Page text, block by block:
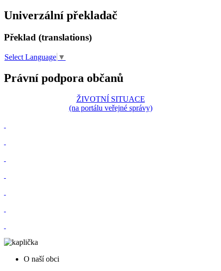
Univerzální překladač
Překlad (translations)
Select Language ▼
Právní podpora občanů
ŽIVOTNÍ SITUACE
(na portálu veřejné správy)
O naší obci